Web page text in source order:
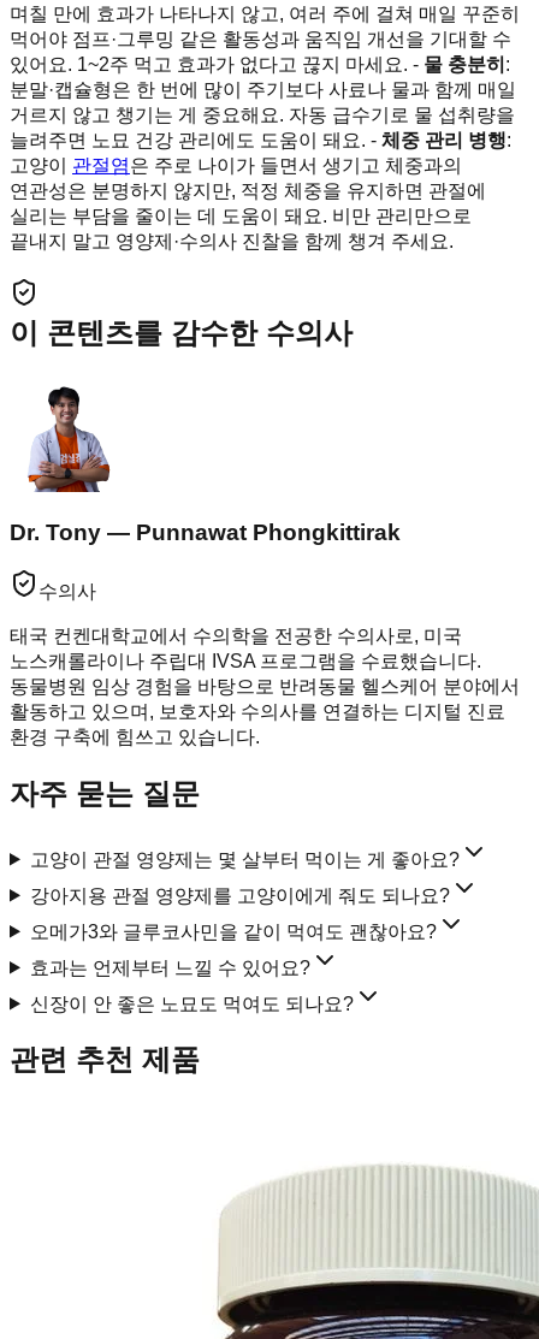
며칠 만에 효과가 나타나지 않고, 여러 주에 걸쳐 매일 꾸준히
먹어야 점프·그루밍 같은 활동성과 움직임 개선을 기대할 수
있어요. 1~2주 먹고 효과가 없다고 끊지 마세요. - 물 충분히 :
분말·캡슐형은 한 번에 많이 주기보다 사료나 물과 함께 매일
거르지 않고 챙기는 게 중요해요. 자동 급수기로 물 섭취량을
늘려주면 노묘 건강 관리에도 도움이 돼요. - 체중 관리 병행:
고양이 관절염은 주로 나이가 들면서 생기고 체중과의
연관성은 분명하지 않지만, 적정 체중을 유지하면 관절에
실리는 부담을 줄이는 데 도움이 돼요. 비만 관리만으로
끝내지 말고 영양제·수의사 진찰을 함께 챙겨 주세요.
이 콘텐츠를 감수한 수의사
Dr. Tony — Punnawat Phongkittirak
수의사
태국 컨켄대학교에서 수의학을 전공한 수의사로, 미국
노스캐롤라이나 주립대 IVSA 프로그램을 수료했습니다.
동물병원 임상 경험을 바탕으로 반려동물 헬스케어 분야에서
활동하고 있으며, 보호자와 수의사를 연결하는 디지털 진료
환경 구축에 힘쓰고 있습니다.
자주 묻는 질문
고양이 관절 영양제는 몇 살부터 먹이는 게 좋아요?
강아지용 관절 영양제를 고양이에게 줘도 되나요?
오메가3와 글루코사민을 같이 먹여도 괜찮아요?
효과는 언제부터 느낄 수 있어요?
신장이 안 좋은 노묘도 먹여도 되나요?
관련 추천 제품